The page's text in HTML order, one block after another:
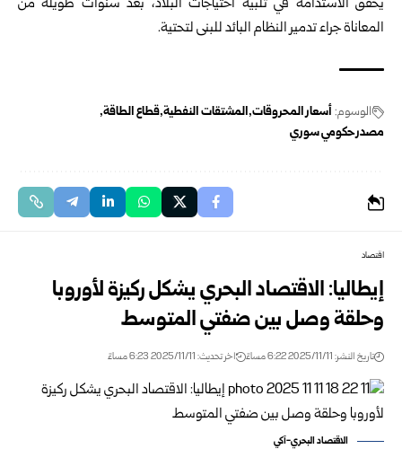
يحقق الاستدامة في تلبية احتياجات البلاد، بعد سنوات طويلة من
المعاناة جراء تدمير النظام البائد للبنى لتحتية.
الوسوم: أسعار المحروقات المشتقات النفطية قطاع الطاقة
مصدر حكومي سوري
اقتصاد
إيطاليا: الاقتصاد البحري يشكل ركيزة لأوروبا
وحلقة وصل بين ضفتي المتوسط
تاريخ النشر: 2025/11/11 6:22 مساءً اخر تحديث: 2025/11/11 6:23 مساءً
الاقتصاد البحري-آكي